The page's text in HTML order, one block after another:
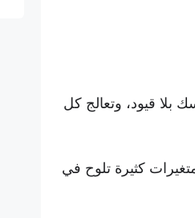
بلا قيود، وتعالج كل
كثيرة تلوح في